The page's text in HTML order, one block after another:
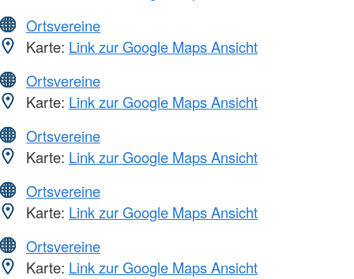
Ortsvereine
Karte: Link zur Google Maps Ansicht
Ortsvereine
Karte: Link zur Google Maps Ansicht
Ortsvereine
Karte: Link zur Google Maps Ansicht
Ortsvereine
Karte: Link zur Google Maps Ansicht
Ortsvereine
Karte: Link zur Google Maps Ansicht